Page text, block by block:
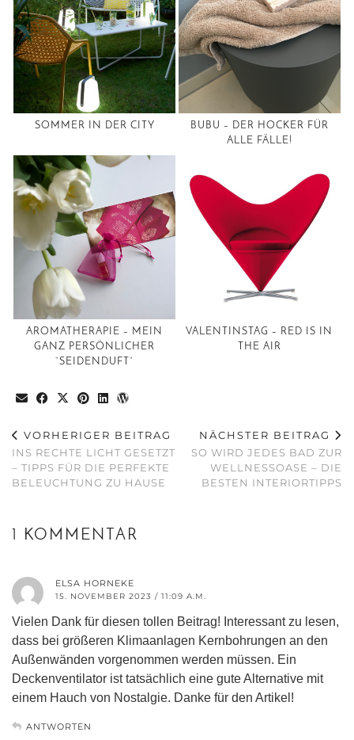
SOMMER IN DER CITY
BUBU – DER HOCKER FÜR
ALLE FÄLLE!
AROMATHERAPIE – MEIN
GANZ PERSÖNLICHER
“SEIDENDUFT”
VALENTINSTAG – RED IS IN
THE AIR
VORHERIGER BEITRAG
INS RECHTE LICHT GESETZT
– TIPPS FÜR DIE PERFEKTE
BELEUCHTUNG ZU HAUSE
NÄCHSTER BEITRAG
SO WIRD JEDES BAD ZUR
WELLNESSOASE – DIE
BESTEN INTERIORTIPPS
1 KOMMENTAR
ELSA HORNEKE
15. NOVEMBER 2023 / 11:09 A.M.
Vielen Dank für diesen tollen Beitrag! Interessant zu lesen,
dass bei größeren Klimaanlagen Kernbohrungen an den
Außenwänden vorgenommen werden müssen. Ein
Deckenventilator ist tatsächlich eine gute Alternative mit
einem Hauch von Nostalgie. Danke für den Artikel!
ANTWORTEN